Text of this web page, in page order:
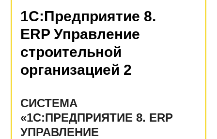
1С:Предприятие 8.
ERP Управление
строительной
организацией 2
СИСТЕМА
«1С:ПРЕДПРИЯТИЕ 8. ERP
УПРАВЛЕНИЕ